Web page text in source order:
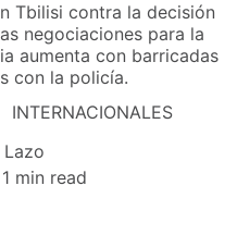
Tbilisi contra la decisión
negociaciones para la
aumenta con barricadas
con la policía.
INTERNACIONALES
Lazo
1 min read